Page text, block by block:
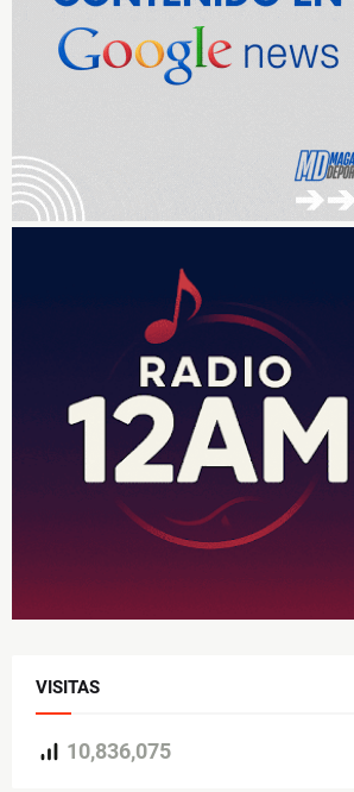
VISITAS
10,836,075